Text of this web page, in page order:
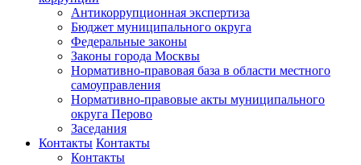
Антикоррупционная экспертиза
Бюджет муниципального округа
Федеральные законы
Законы города Москвы
Нормативно-правовая база в области местного
самоуправления
Нормативно-правовые акты муниципального
округа Перово
Заседания
Контакты Контакты
Контакты